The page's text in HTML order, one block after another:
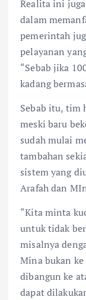
Realita ini
dalam
pemerintah
pelayanan
“Sebab jika
kadang
Sebab itu, tim
meski baru
sudah mulai
tambahan
sistem yang
Arafah dan
“Kita minta
untuk tidak
misalnya
Mina bukan
dibangun ke
dapat